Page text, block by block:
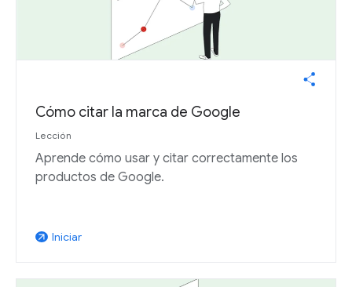
Cómo citar la marca de Google
Lección
Aprende cómo usar y citar correctamente los
productos de Google.
arrow_outward Iniciar